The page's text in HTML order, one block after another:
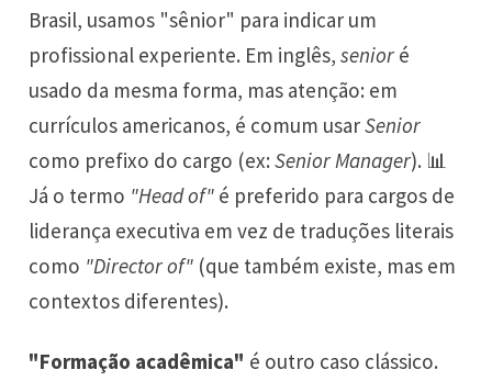
Brasil, usamos "sênior" para indicar um
profissional experiente. Em inglês,senior é
usado da mesma forma, mas atenção: em
currículos americanos, é comum usarSenior
como prefixo do cargo (ex:Senior Manager). 📊
Já o termo "Head of" é preferido para cargos de
liderança executiva em vez de traduções literais
como "Director of" (que também existe, mas em
contextos diferentes).
"Formação acadêmica" é outro caso clássico.